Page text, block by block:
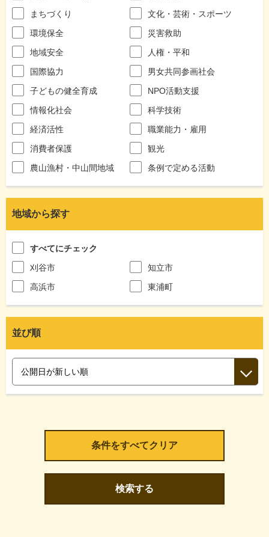
まちづくり
文化・芸術・スポーツ
環境保全
災害救助
地域安全
人権・平和
国際協力
男女共同参画社会
子どもの健全育成
NPO活動支援
情報化社会
科学技術
経済活性
職業能力・雇用
消費者保護
観光
農山漁村・中山間地域
条例で定める活動
地域から探す
すべてにチェック
刈谷市
知立市
高浜市
東浦町
並び順
検索する